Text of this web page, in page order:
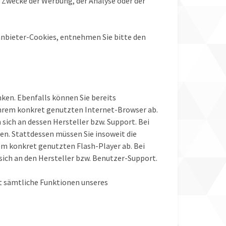
Cookies, entnehmen Sie bitte den
Ebenfalls können Sie bereits
konkret genutzten Internet-Browser ab.
an dessen Hersteller bzw. Support. Bei
Stattdessen müssen Sie insoweit die
konkret genutzten Flash-Player ab. Bei
an den Hersteller bzw. Benutzer-Support.
sämtliche Funktionen unseres